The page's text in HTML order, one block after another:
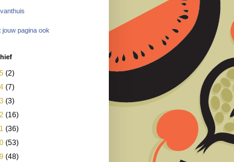
jouw pagina ook
(2)
(7)
(3)
(16)
(36)
(53)
(48)